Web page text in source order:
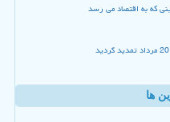
که به اقتصاد می رسد
ها